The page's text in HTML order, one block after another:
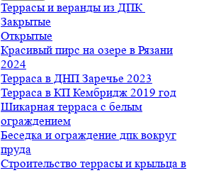
Террасы и веранды из ДПК
Закрытые
Открытые
Красивый пирс на озере в Рязани
2024
Терраса в ДНП Заречье 2023
Терраса в КП Кембридж 2019 год
Шикарная терраса с белым
ограждением
Беседка и ограждение дпк вокруг
пруда
Строительство террасы и крыльца в